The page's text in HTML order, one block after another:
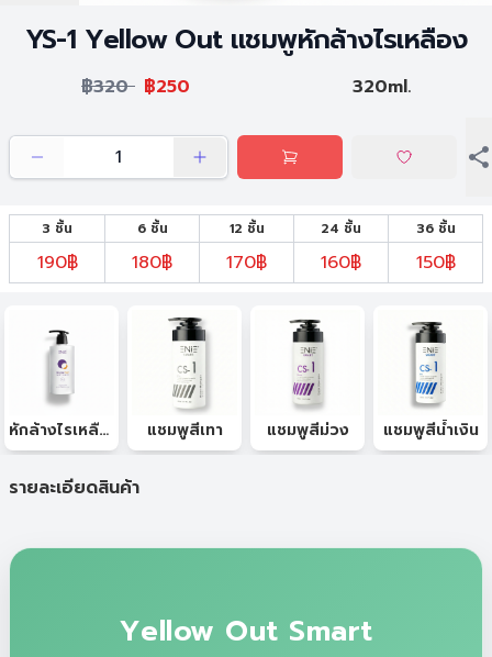
YS-1 Yellow Out แชมพูหักล้างไรเหลือง
฿320 ฿250 320ml.
3 ชิ้น 6 ชิ้น 12 ชิ้น 24 ชิ้น 36 ชิ้น
190฿ 180฿ 170฿ 160฿ 150฿
หักล้างไรเหลือง แชมพูสีเทา แชมพูสีม่วง แชมพูสีน้ำเงิน
รายละเอียดสินค้า
Yellow Out Smart